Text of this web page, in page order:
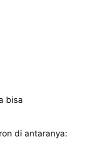
bisa
di antaranya: